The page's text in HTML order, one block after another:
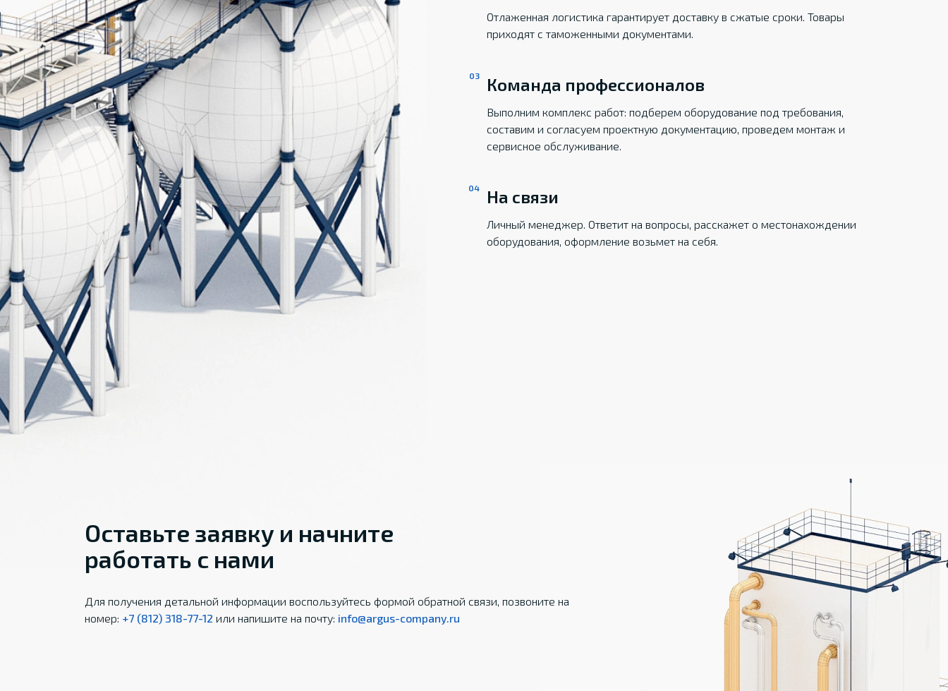
Отлаженная логистика гарантирует доставку в сжатые сроки. Товары
приходят с таможенными документами.
Команда профессионалов
Выполним комплекс работ: подберем оборудование под требования,
составим и согласуем проектную документацию, проведем монтаж и
сервисное обслуживание.
На связи
Личный менеджер. Ответит на вопросы, расскажет о местонахождении
оборудования, оформление возьмет на себя.
Оставьте заявку и начните
работать с нами
Для получения детальной информации воспользуйтесь формой обратной связи, позвоните на
номер: +7 (812) 318-77-12 или напишите на почту: info@argus-company.ru